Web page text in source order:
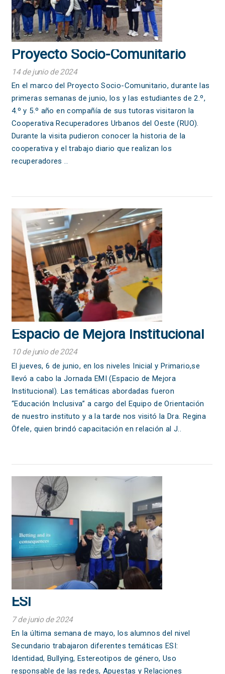
Proyecto Socio-Comunitario
14 de junio de 2024
En el marco del Proyecto Socio-Comunitario, durante las
primeras semanas de junio, los y las estudiantes de 2.º,
4.º y 5.º año en compañía de sus tutoras visitaron la
Cooperativa Recuperadores Urbanos del Oeste (RUO).
Durante la visita pudieron conocer la historia de la
cooperativa y el trabajo diario que realizan los
recuperadores ..
Espacio de Mejora Institucional
10 de junio de 2024
El jueves, 6 de junio, en los niveles Inicial y Primario,se
llevó a cabo la Jornada EMI (Espacio de Mejora
Institucional). Las temáticas abordadas fueron
“Educación Inclusiva” a cargo del Equipo de Orientación
de nuestro instituto y a la tarde nos visitó la Dra. Regina
Öfele, quien brindó capacitación en relación al J..
ESI
7 de junio de 2024
En la última semana de mayo, los alumnos del nivel
Secundario trabajaron diferentes temáticas ESI:
Identidad, Bullying, Estereotipos de género, Uso
responsable de las redes, Apuestas y Relaciones